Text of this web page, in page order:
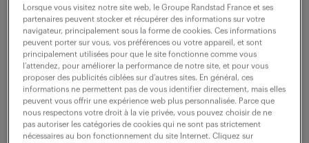
description du poste
Prêt (e) à façonner l'avenir du bâtiment en tant que
Technicien études d'exécution plomberie (F/H) ?
- Concevoir des installations de plomberie et de
Lorsque vous visitez notre site web, le Groupe Randstad France et ses
partenaires peuvent stocker et récupérer des informations sur votre
navigateur, principalement sous la forme de cookies. Ces informations
peuvent porter sur vous, vos préférences ou votre appareil, et sont
principalement utilisées pour que le site fonctionne comme vous
l’attendez, pour améliorer la performance de notre site, et pour vous
proposer des publicités ciblées sur d’autres sites. En général, ces
informations ne permettent pas de vous identifier directement, mais elles
peuvent vous offrir une expérience web plus personnalisée. Parce que
nous respectons votre droit à la vie privée, vous pouvez choisir de ne
pas autoriser les catégories de cookies qui ne sont pas strictement
nécessaires au bon fonctionnement du site Internet. Cliquez sur